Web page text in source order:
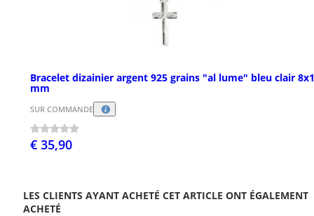
Bracelet dizainier argent 925 grains "al lume" bleu clair
mm
SUR COMMANDE
€ 35,90
LES CLIENTS AYANT ACHETÉ CET ARTICLE ONT ÉGALEMENT
ACHETÉ